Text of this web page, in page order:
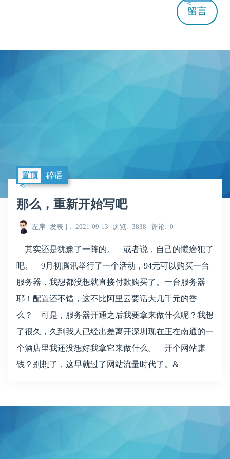
留言
置顶 碎语
那么，重新开始写吧
左岸 发表于 2021-09-13 浏览 3838 评论 0
其实还是犹豫了一阵的。 或者说，自己的懒癌犯了
吧。 9月初腾讯举行了一个活动，94元可以购买一台
服务器，我想都没想就直接付款购买了。一台服务器
耶！配置还不错，这不比阿里云要话大几千元的香
么？ 可是，服务器开通之后我要拿来做什么呢？我想
了很久，久到我人已经出差离开深圳现在正在南通的一
个酒店里我还没想好我拿它来做什么。 开个网站赚
钱？别想了，这早就过了网站流量时代了。&